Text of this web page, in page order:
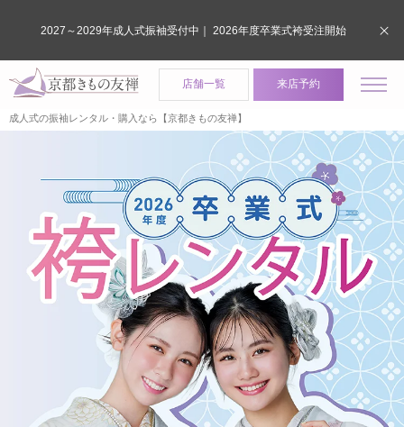
店舗一覧 来店予約
成人式の振袖レンタル・購入なら【京都きもの友禅】
2027～2029年成人式振袖受付中｜ 2026年度卒業式袴受注開始